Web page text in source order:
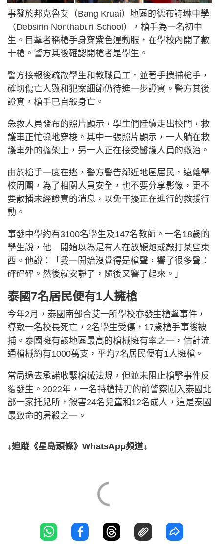
事發於邦克魯艾（Bang Kruai）地區的德布詩琳中學
（Debsirin Nonthaburi School），槍手為一名初中
生。目擊者稱槍手身穿紫色運動服，在學校內開了數
十槍。警方其後確認開槍者是學生。
警方接報後疏散學生和教職員工，並著手搜捕槍手，
確切傷亡人數和犯案細節仍待進一步證實。警方其後
證實，槍手已自殺身亡。
急救人員發布的照片​​顯示，學生們陸續走出校門，救
護車正忙碌地穿梭。其中一張照片顯示，一人躺在救
護車外的擔架上，另一人正在接受醫護人員的救治。
由於槍手一度在逃，警方警告鄰近地區居民，遠離學
校周圍，為了相關人員安全，也不要分享影像，更不
要散播未經證實的消息，以免干擾正在進行的救援行
動。
事發中學約有3100名學生及147名教師。一名18歲的
學生說，他一開始以為是有人在放鞭炮或敲打某些東
西。他說：「我一開始沒覺得是槍聲，響了很多聲：
砰砰砰。然後就安靜了，隨後又響了起來。」
泰國7名居民便有1人擁槍
今年2月，泰國南部合艾一所學校亦發生槍擊事件，
導致一名校長死亡，2名學生受傷，17歲槍手事後被
捕。泰國擁有該地區最高的槍械擁有率之一，估計流
通槍械約有1000萬支，平均7名居民便有1人擁槍。
當局過去承諾收緊槍械法規，但並未阻止槍擊事件反
覆發生。2022年，一名持槍持刀的前警察闖入泰國北
部一家托兒所，殺害24名兒童和12名成人，這是泰國
最致命的屠殺之一。
↓追蹤《星島頭條》WhatsApp頻道↓